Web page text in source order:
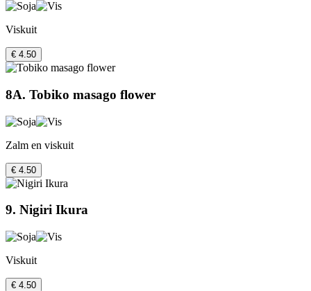
Viskuit
€ 4.50
8A. Tobiko masago flower
Zalm en viskuit
€ 4.50
9. Nigiri Ikura
Viskuit
€ 4.50